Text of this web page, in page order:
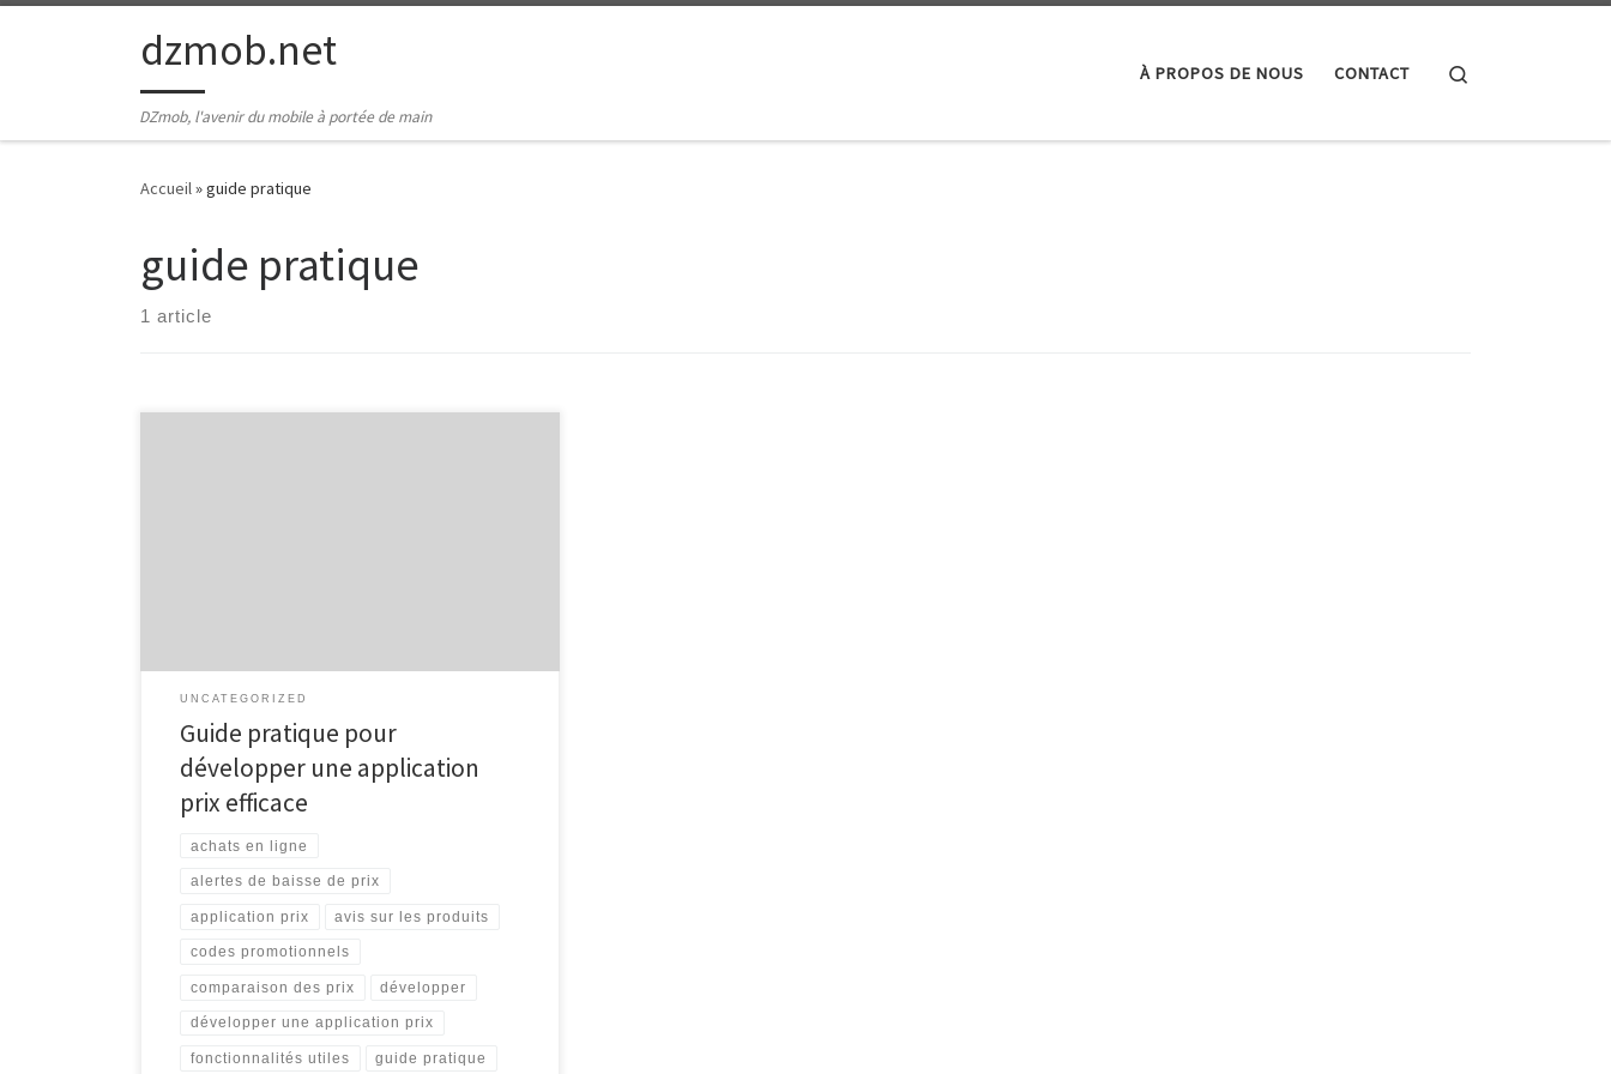
Passer au contenudzmob.net
DZmob, l'avenir du mobile à portée de main
À PROPOS DE NOUS CONTACT
Accueil»guide pratique
guide pratique
1 article
UNCATEGORIZED
Guide pratique pour
développer une application
prix efficace
achats en ligne
alertes de baisse de prix
application prix avis sur les produits
codes promotionnels
comparaison des prix développer
développer une application prix
fonctionnalités utiles guide pratique